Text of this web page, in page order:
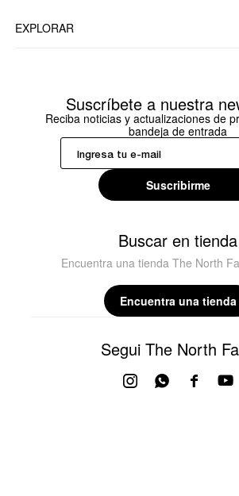
EXPLORAR
Suscríbete a nuestra
Reciba noticias y actualizaciones de
bandeja de entrada
Suscribirme
Buscar en tienda
Encuentra una tienda The North
Encuentra una tienda
Segui The North
 
 